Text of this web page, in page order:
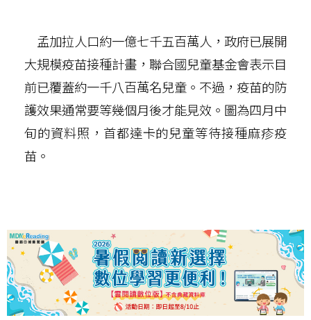
孟加拉人口約一億七千五百萬人，政府已展開
大規模疫苗接種計畫，聯合國兒童基金會表示目
前已覆蓋約一千八百萬名兒童。不過，疫苗的防
護效果通常要等幾個月後才能見效。圖為四月中
旬的資料照，首都達卡的兒童等待接種麻疹疫
苗。